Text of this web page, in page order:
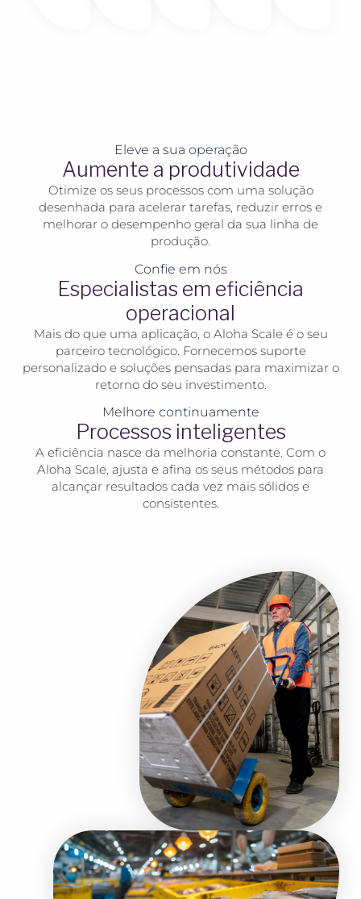
Eleve a sua operação
Aumente a produtividade
Otimize os seus processos com uma solução
desenhada para acelerar tarefas, reduzir erros e
melhorar o desempenho geral da sua linha de
produção.
Confie em nós
Especialistas em eficiência
operacional
Mais do que uma aplicação, o Aloha Scale é o seu
parceiro tecnológico. Fornecemos suporte
personalizado e soluções pensadas para maximizar o
retorno do seu investimento.
Melhore continuamente
Processos inteligentes
A eficiência nasce da melhoria constante. Com o
Aloha Scale, ajusta e afina os seus métodos para
alcançar resultados cada vez mais sólidos e
consistentes.